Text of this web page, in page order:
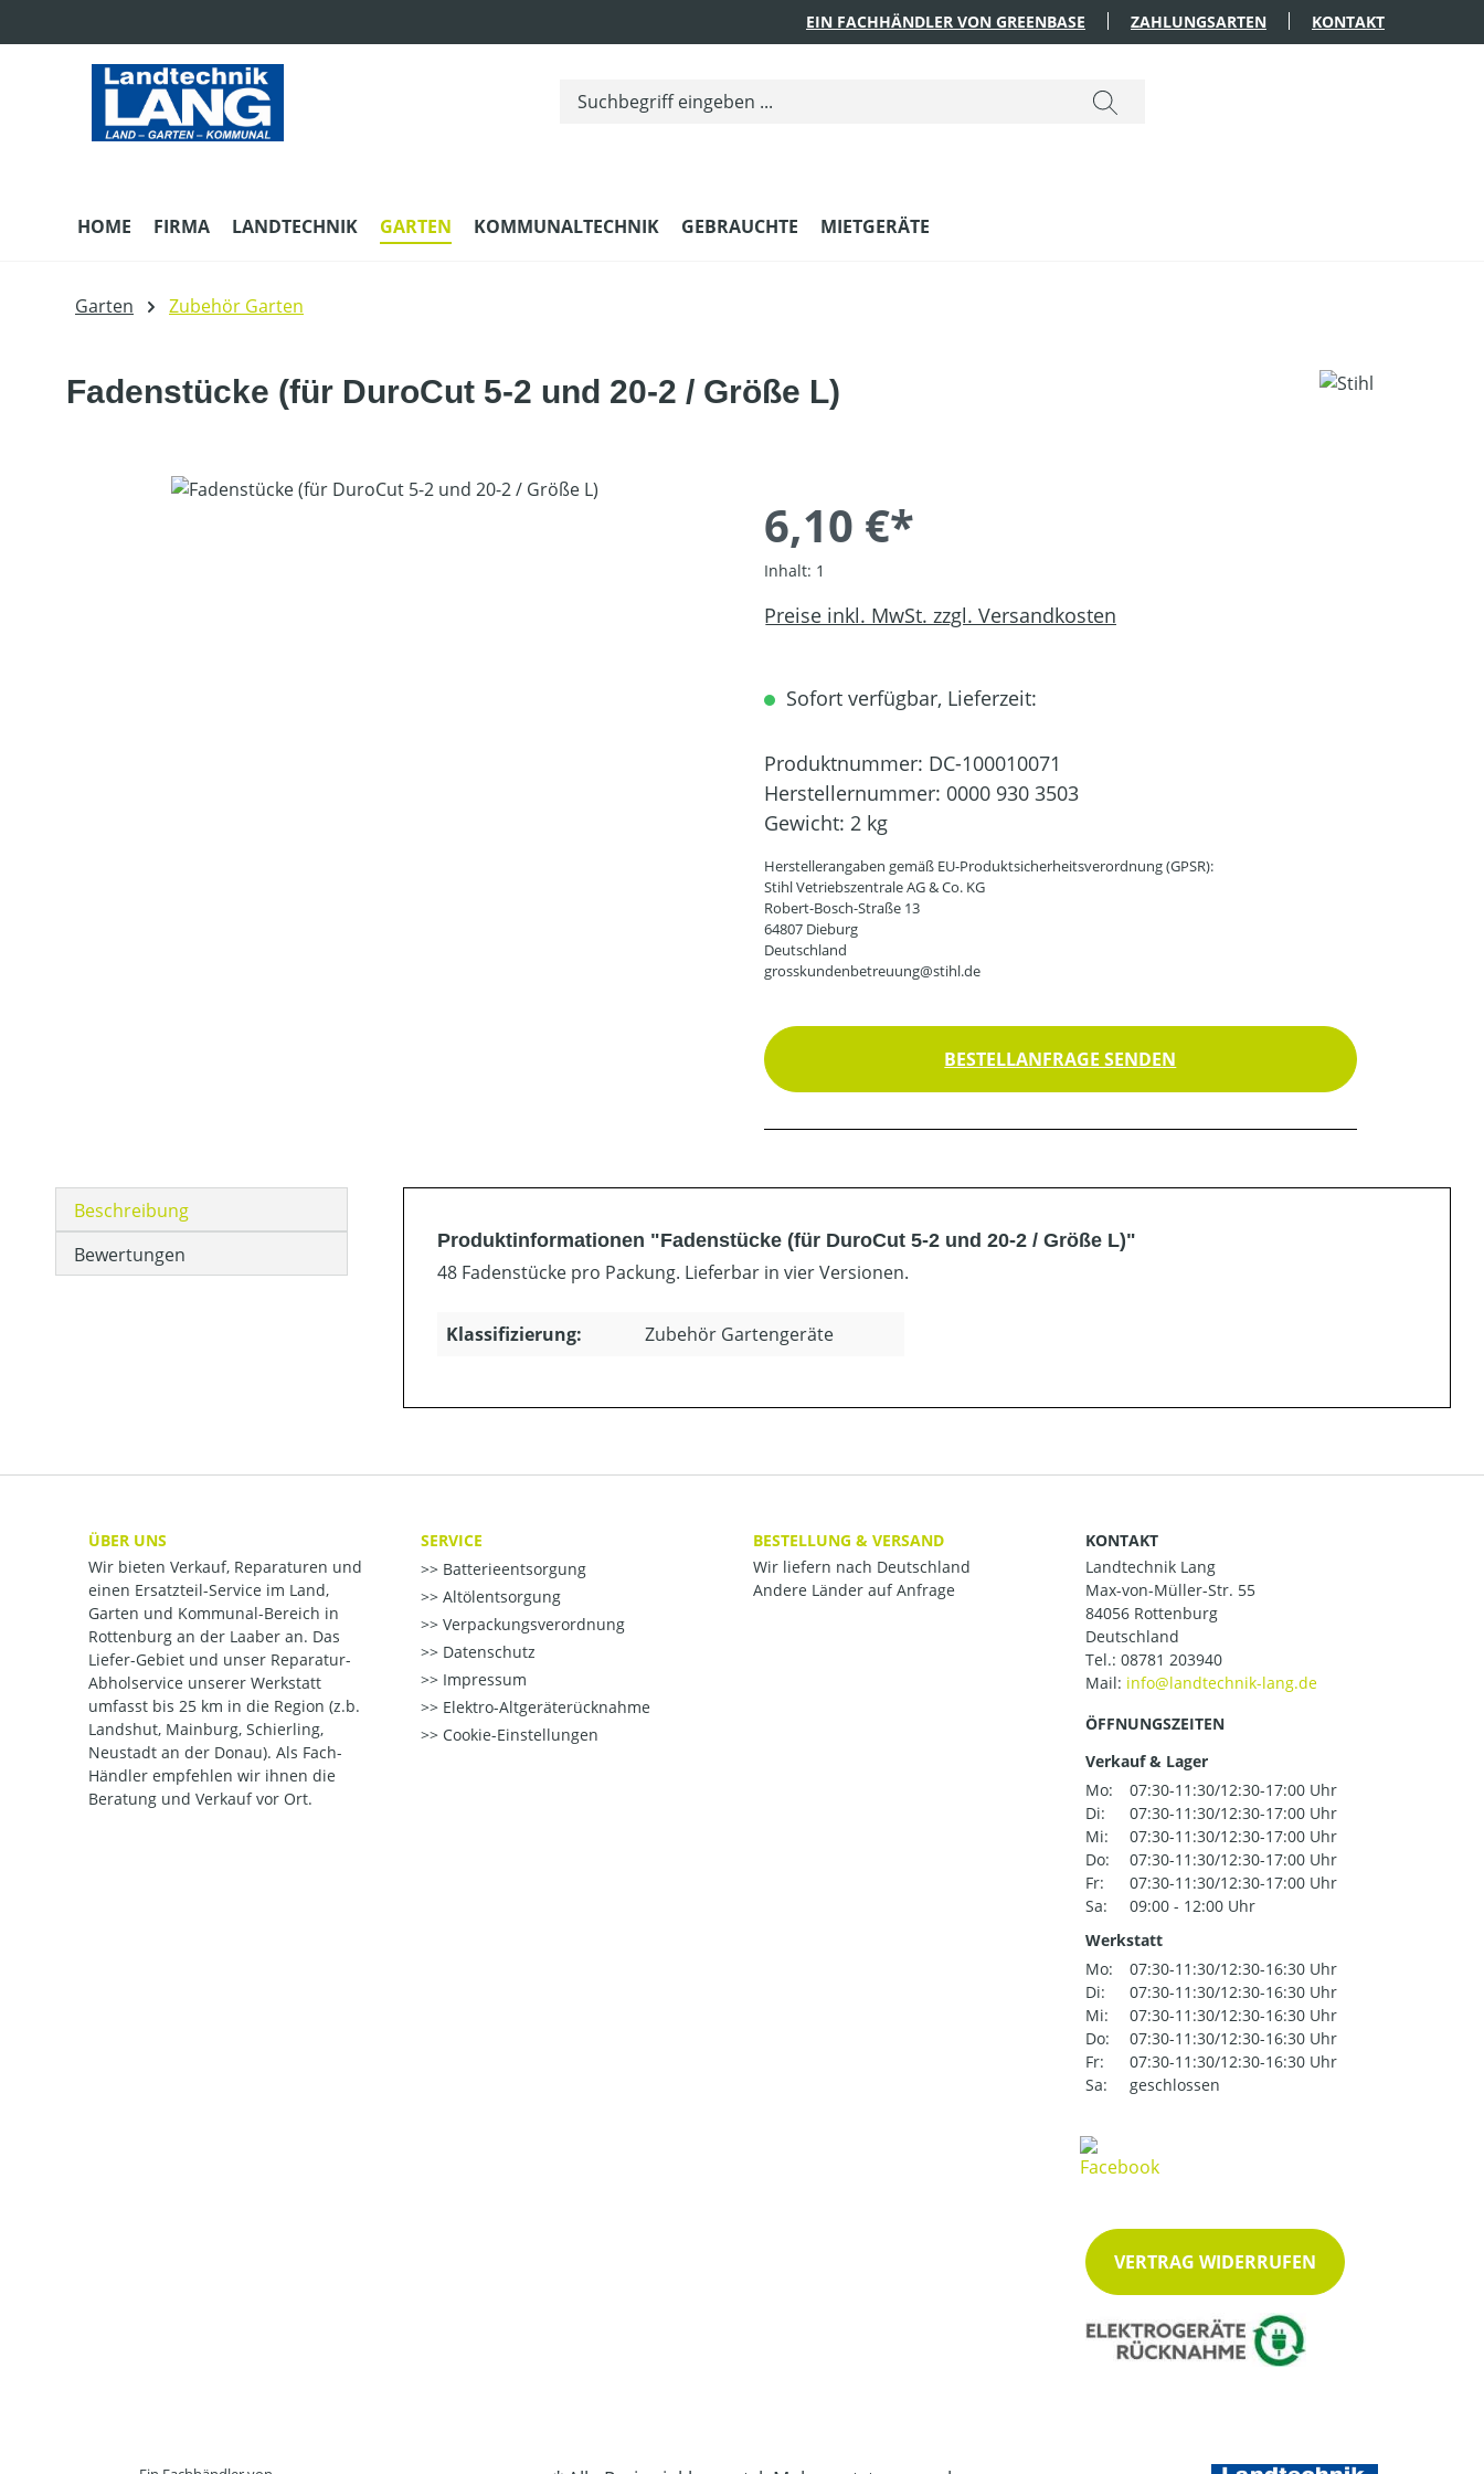
EIN FACHHÄNDLER VON GREENBASE ZAHLUNGSARTEN KONTAKT
HOME FIRMA LANDTECHNIK GARTEN KOMMUNALTECHNIK GEBRAUCHTE MIETGERÄTE
Garten Zubehör Garten
Fadenstücke (für DuroCut 5-2 und 20-2 / Größe L)
Bildergalerie überspringen
6,10 €*
Inhalt: 1
Preise inkl. MwSt. zzgl. Versandkosten
Sofort verfügbar, Lieferzeit:
Produktnummer: DC-100010071
Herstellernummer: 0000 930 3503
Gewicht: 2 kg
Herstellerangaben gemäß EU-Produktsicherheitsverordnung (GPSR):
Stihl Vetriebszentrale AG & Co. KG
Robert-Bosch-Straße 13
64807 Dieburg
Deutschland
grosskundenbetreuung@stihl.de
BESTELLANFRAGE SENDEN
Beschreibung
Bewertungen
Produktinformationen "Fadenstücke (für DuroCut 5-2 und 20-2 / Größe L)"
48 Fadenstücke pro Packung. Lieferbar in vier Versionen.
Klassifizierung: Zubehör Gartengeräte
ÜBER UNS
Wir bieten Verkauf, Reparaturen und
einen Ersatzteil-Service im Land,
Garten und Kommunal-Bereich in
Rottenburg an der Laaber an. Das
Liefer-Gebiet und unser Reparatur-
Abholservice unserer Werkstatt
umfasst bis 25 km in die Region (z.b.
Landshut, Mainburg, Schierling,
Neustadt an der Donau). Als Fach-
Händler empfehlen wir ihnen die
Beratung und Verkauf vor Ort.
SERVICE
Batterieentsorgung
Altölentsorgung
Verpackungsverordnung
Datenschutz
Impressum
Elektro-Altgeräterücknahme
Cookie-Einstellungen
BESTELLUNG & VERSAND
Wir liefern nach Deutschland
Andere Länder auf Anfrage
KONTAKT
Landtechnik Lang
Max-von-Müller-Str. 55
84056 Rottenburg
Deutschland
Tel.: 08781 203940
Mail:
ÖFFNUNGSZEITEN
Verkauf & Lager
Mo:
07:30-11:30/12:30-17:00 Uhr
Di:
07:30-11:30/12:30-17:00 Uhr
Mi:
07:30-11:30/12:30-17:00 Uhr
Do:
07:30-11:30/12:30-17:00 Uhr
Fr:
07:30-11:30/12:30-17:00 Uhr
Sa:
09:00 - 12:00 Uhr
Werkstatt
Mo:
07:30-11:30/12:30-16:30 Uhr
Di:
07:30-11:30/12:30-16:30 Uhr
Mi:
07:30-11:30/12:30-16:30 Uhr
Do:
07:30-11:30/12:30-16:30 Uhr
Fr:
07:30-11:30/12:30-16:30 Uhr
Sa:
geschlossen
VERTRAG WIDERRUFEN